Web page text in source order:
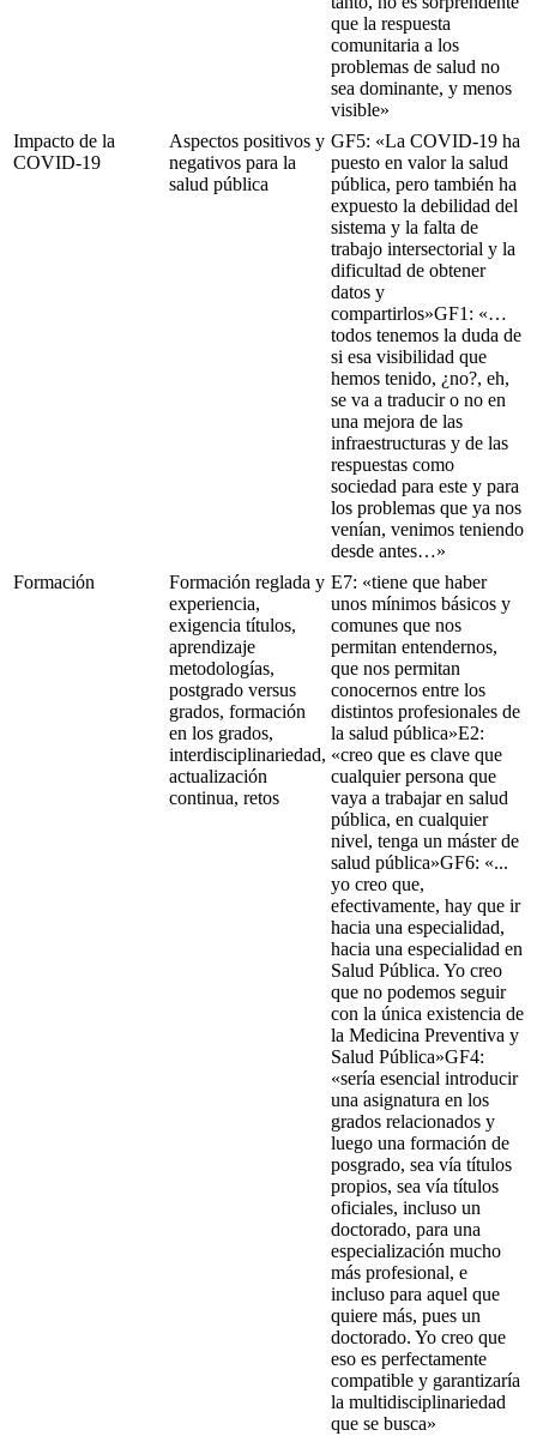
que la respuesta
comunitaria a los
problemas de salud no
sea dominante, y menos
visible»
Impacto de la
COVID-19
Aspectos positivos y
negativos para la
salud pública
GF5: «La COVID-19 ha
puesto en valor la salud
pública, pero también ha
expuesto la debilidad del
sistema y la falta de
trabajo intersectorial y la
dificultad de obtener
datos y
compartirlos»GF1: «…
todos tenemos la duda de
si esa visibilidad que
hemos tenido, ¿no?, eh,
se va a traducir o no en
una mejora de las
infraestructuras y de las
respuestas como
sociedad para este y para
los problemas que ya nos
venían, venimos teniendo
desde antes…»
Formación
Formación reglada y
experiencia,
exigencia títulos,
aprendizaje
metodologías,
postgrado versus
grados, formación
en los grados,
interdisciplinariedad,
actualización
continua, retos
E7: «tiene que haber
unos mínimos básicos y
comunes que nos
permitan entendernos,
que nos permitan
conocernos entre los
distintos profesionales de
la salud pública»E2:
«creo que es clave que
cualquier persona que
vaya a trabajar en salud
pública, en cualquier
nivel, tenga un máster de
salud pública»GF6: «...
yo creo que,
efectivamente, hay que ir
hacia una especialidad,
hacia una especialidad en
Salud Pública. Yo creo
que no podemos seguir
con la única existencia de
la Medicina Preventiva y
Salud Pública»GF4:
«sería esencial introducir
una asignatura en los
grados relacionados y
luego una formación de
posgrado, sea vía títulos
propios, sea vía títulos
oficiales, incluso un
doctorado, para una
especialización mucho
más profesional, e
incluso para aquel que
quiere más, pues un
doctorado. Yo creo que
eso es perfectamente
compatible y garantizaría
la multidisciplinariedad
que se busca»